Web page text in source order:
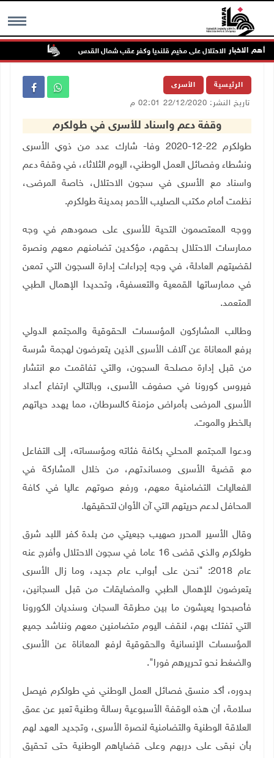
MENU أهم الاخبار
الرئيسية الأسرى
تاريخ النشر: 22/12/2020 02:01 م
وقفة دعم واسناد للأسرى في طولكرم
طولكرم 22-12-2020 وفا- شارك عدد من ذوي الأسرى
ونشطاء وفصائل العمل الوطني، اليوم الثلاثاء، في وقفة دعم
واسناد مع الأسرى في سجون الاحتلال، خاصة المرضى،
نظمت أمام مكتب الصليب الأحمر بمدينة طولكرم.
ووجه المعتصمون التحية للأسرى على صمودهم في وجه
ممارسات الاحتلال بحقهم، مؤكدين تضامنهم معهم ونصرة
لقضيتهم العادلة، في وجه إجراءات إدارة السجون التي تمعن
في ممارساتها القمعية والتعسفية، وتحديدا الإهمال الطبي
المتعمد.
وطالب المشاركون المؤسسات الحقوقية والمجتمع الدولي
برفع المعاناة عن آلاف الأسرى الذين يتعرضون لهجمة شرسة
من قبل إدارة مصلحة السجون، والتي تفاقمت مع انتشار
فيروس كورونا في صفوف الأسرى، وبالتالي ارتفاع أعداد
الأسرى المرضى بأمراض مزمنة كالسرطان، مما يهدد حياتهم
بالخطر والموت.
ودعوا المجتمع المحلي بكافة فئاته ومؤسساته، إلى التفاعل
مع قضية الأسرى ومساندتهم، من خلال المشاركة في
الفعاليات التضامنية معهم، ورفع صوتهم عاليا في كافة
المحافل لدعم حريتهم التي آن الأوان لتحقيقها.
وقال الأسير المحرر صهيب جبعيتي من بلدة كفر اللبد شرق
طولكرم والذي قضى 16 عاما في سجون الاحتلال وأفرج عنه
عام 2018: "نحن على أبواب عام جديد، وما زال الأسرى
يتعرضون للإهمال الطبي والمضايقات من قبل السجانين،
فأصبحوا يعيشون ما بين مطرقة السجان وسنديان الكورونا
التي تفتك بهم، لنقف اليوم متضامنين معهم ونناشد جميع
المؤسسات الإنسانية والحقوقية لرفع المعاناة عن الأسرى
والضغط نحو تحريرهم فورا".
بدوره، أكد منسق فصائل العمل الوطني في طولكرم فيصل
سلامة، أن هذه الوقفة الأسبوعية رسالة وطنية تعبر عن عمق
العلاقة الوطنية والتضامنية لنصرة الأسرى، وتجديد العهد لهم
بأن نبقى على دربهم وعلى قضاياهم الوطنية حتى تحقيق